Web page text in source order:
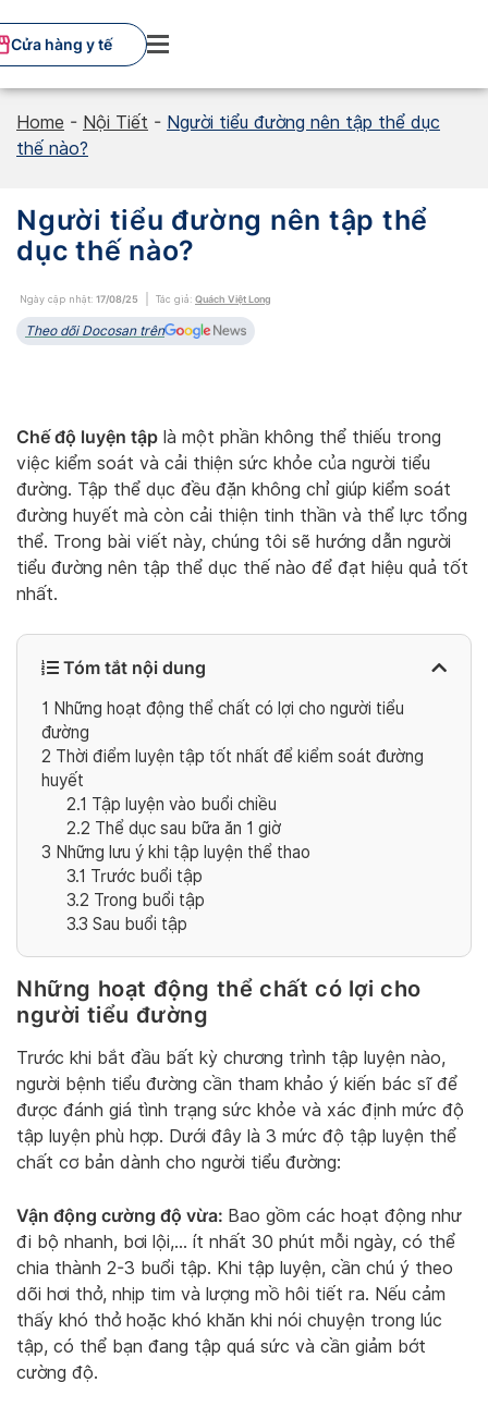
to
content
Cửa hàng y tế
Home - Nội Tiết - Người tiểu đường nên tập thể dục
thế nào?
Người tiểu đường nên tập thể
dục thế nào?
Ngày cập nhật: 17/08/25 Tác giả: Quách Việt Long
Theo dõi Docosan trên
Chế độ luyện tập là một phần không thể thiếu trong
việc kiểm soát và cải thiện sức khỏe của người tiểu
đường. Tập thể dục đều đặn không chỉ giúp kiểm soát
đường huyết mà còn cải thiện tinh thần và thể lực tổng
thể. Trong bài viết này, chúng tôi sẽ hướng dẫn người
tiểu đường nên tập thể dục thế nào để đạt hiệu quả tốt
nhất.
Tóm tắt nội dung
1 Những hoạt động thể chất có lợi cho người tiểu
đường
2 Thời điểm luyện tập tốt nhất để kiểm soát đường
huyết
2.1 Tập luyện vào buổi chiều
2.2 Thể dục sau bữa ăn 1 giờ
3 Những lưu ý khi tập luyện thể thao
3.1 Trước buổi tập
3.2 Trong buổi tập
3.3 Sau buổi tập
Những hoạt động thể chất có lợi cho
người tiểu đường
Trước khi bắt đầu bất kỳ chương trình tập luyện nào,
người bệnh tiểu đường cần tham khảo ý kiến bác sĩ để
được đánh giá tình trạng sức khỏe và xác định mức độ
tập luyện phù hợp. Dưới đây là 3 mức độ tập luyện thể
chất cơ bản dành cho người tiểu đường:
Vận động cường độ vừa: Bao gồm các hoạt động như
đi bộ nhanh, bơi lội,… ít nhất 30 phút mỗi ngày, có thể
chia thành 2-3 buổi tập. Khi tập luyện, cần chú ý theo
dõi hơi thở, nhịp tim và lượng mồ hôi tiết ra. Nếu cảm
thấy khó thở hoặc khó khăn khi nói chuyện trong lúc
tập, có thể bạn đang tập quá sức và cần giảm bớt
cường độ.